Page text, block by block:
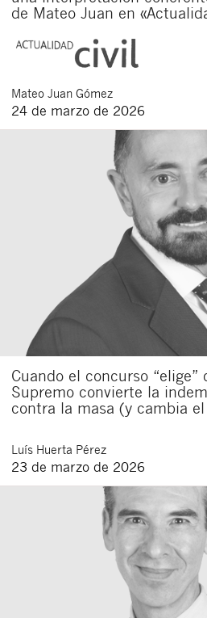
de Mateo Juan en
Mateo Juan Gómez
24 de marzo de 2026
Cuando el concurso “elige”
Supremo convierte la
contra la masa (y cambia
Luís Huerta Pérez
23 de marzo de 2026